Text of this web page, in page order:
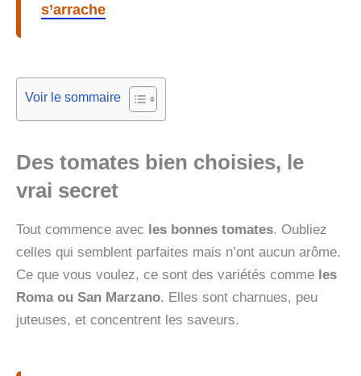
s’arrache
Voir le sommaire
Des tomates bien choisies, le
vrai secret
Tout commence avec les bonnes tomates. Oubliez
celles qui semblent parfaites mais n’ont aucun arôme.
Ce que vous voulez, ce sont des variétés comme les
Roma ou San Marzano. Elles sont charnues, peu
juteuses, et concentrent les saveurs.